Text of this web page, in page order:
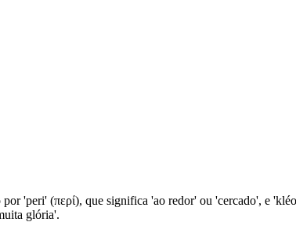
'peri' (περί), que significa 'ao redor' ou 'cercado', e
glória'.